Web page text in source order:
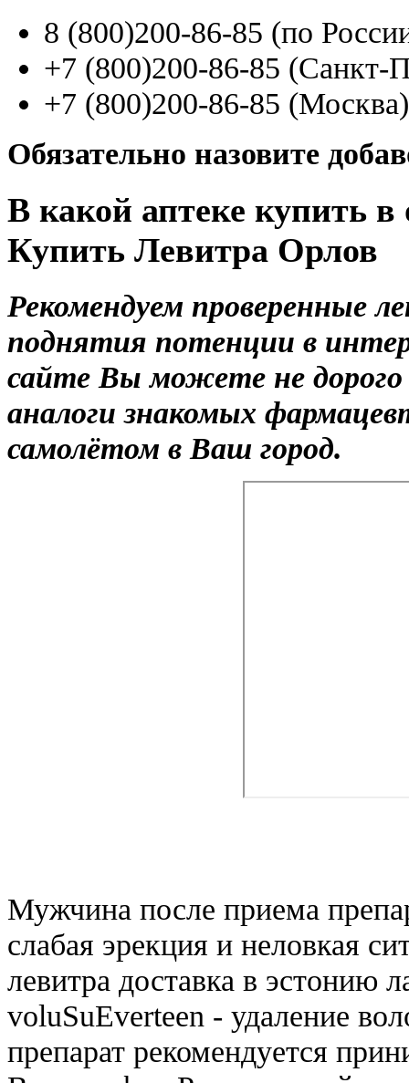
8 (800)200-86-85 (по
+7 (800)200-86-85 (Санкт-
+7 (800)200-86-85 (Москва)
Обязательно назовите
В какой аптеке купить
Купить Левитра Орлов
Рекомендуем проверенные
поднятия потенции в
сайте Вы можете не
аналоги знакомых
самолётом в Ваш город.
Мужчина после приема
слабая эрекция и неловкая
левитра доставка в эстонию
voluSuEverteen - удаление
препарат рекомендуется